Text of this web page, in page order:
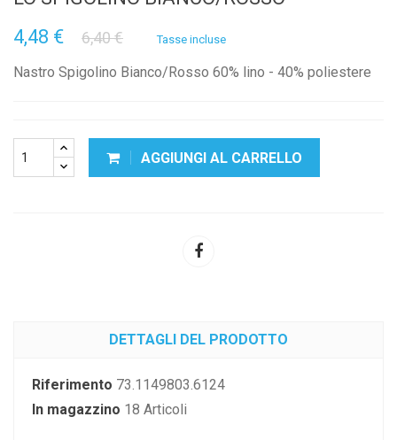
4,48 €
6,40 € Tasse incluse
Nastro Spigolino Bianco/Rosso 60% lino - 40% poliestere
AGGIUNGI AL CARRELLO
DETTAGLI DEL PRODOTTO
Riferimento 73.1149803.6124
In magazzino 18 Articoli